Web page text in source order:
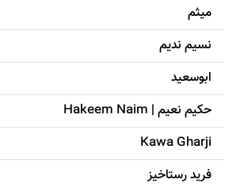
میثم
نسیم ندیم
ابوسعيد
حکيم نعيم | Hakeem Naim
Kawa Gharji
فرید رستاخیز